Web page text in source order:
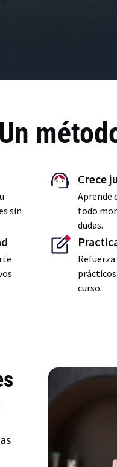
Un
sin
Crece
Aprende
todo
dudas.
prácticos
curso.